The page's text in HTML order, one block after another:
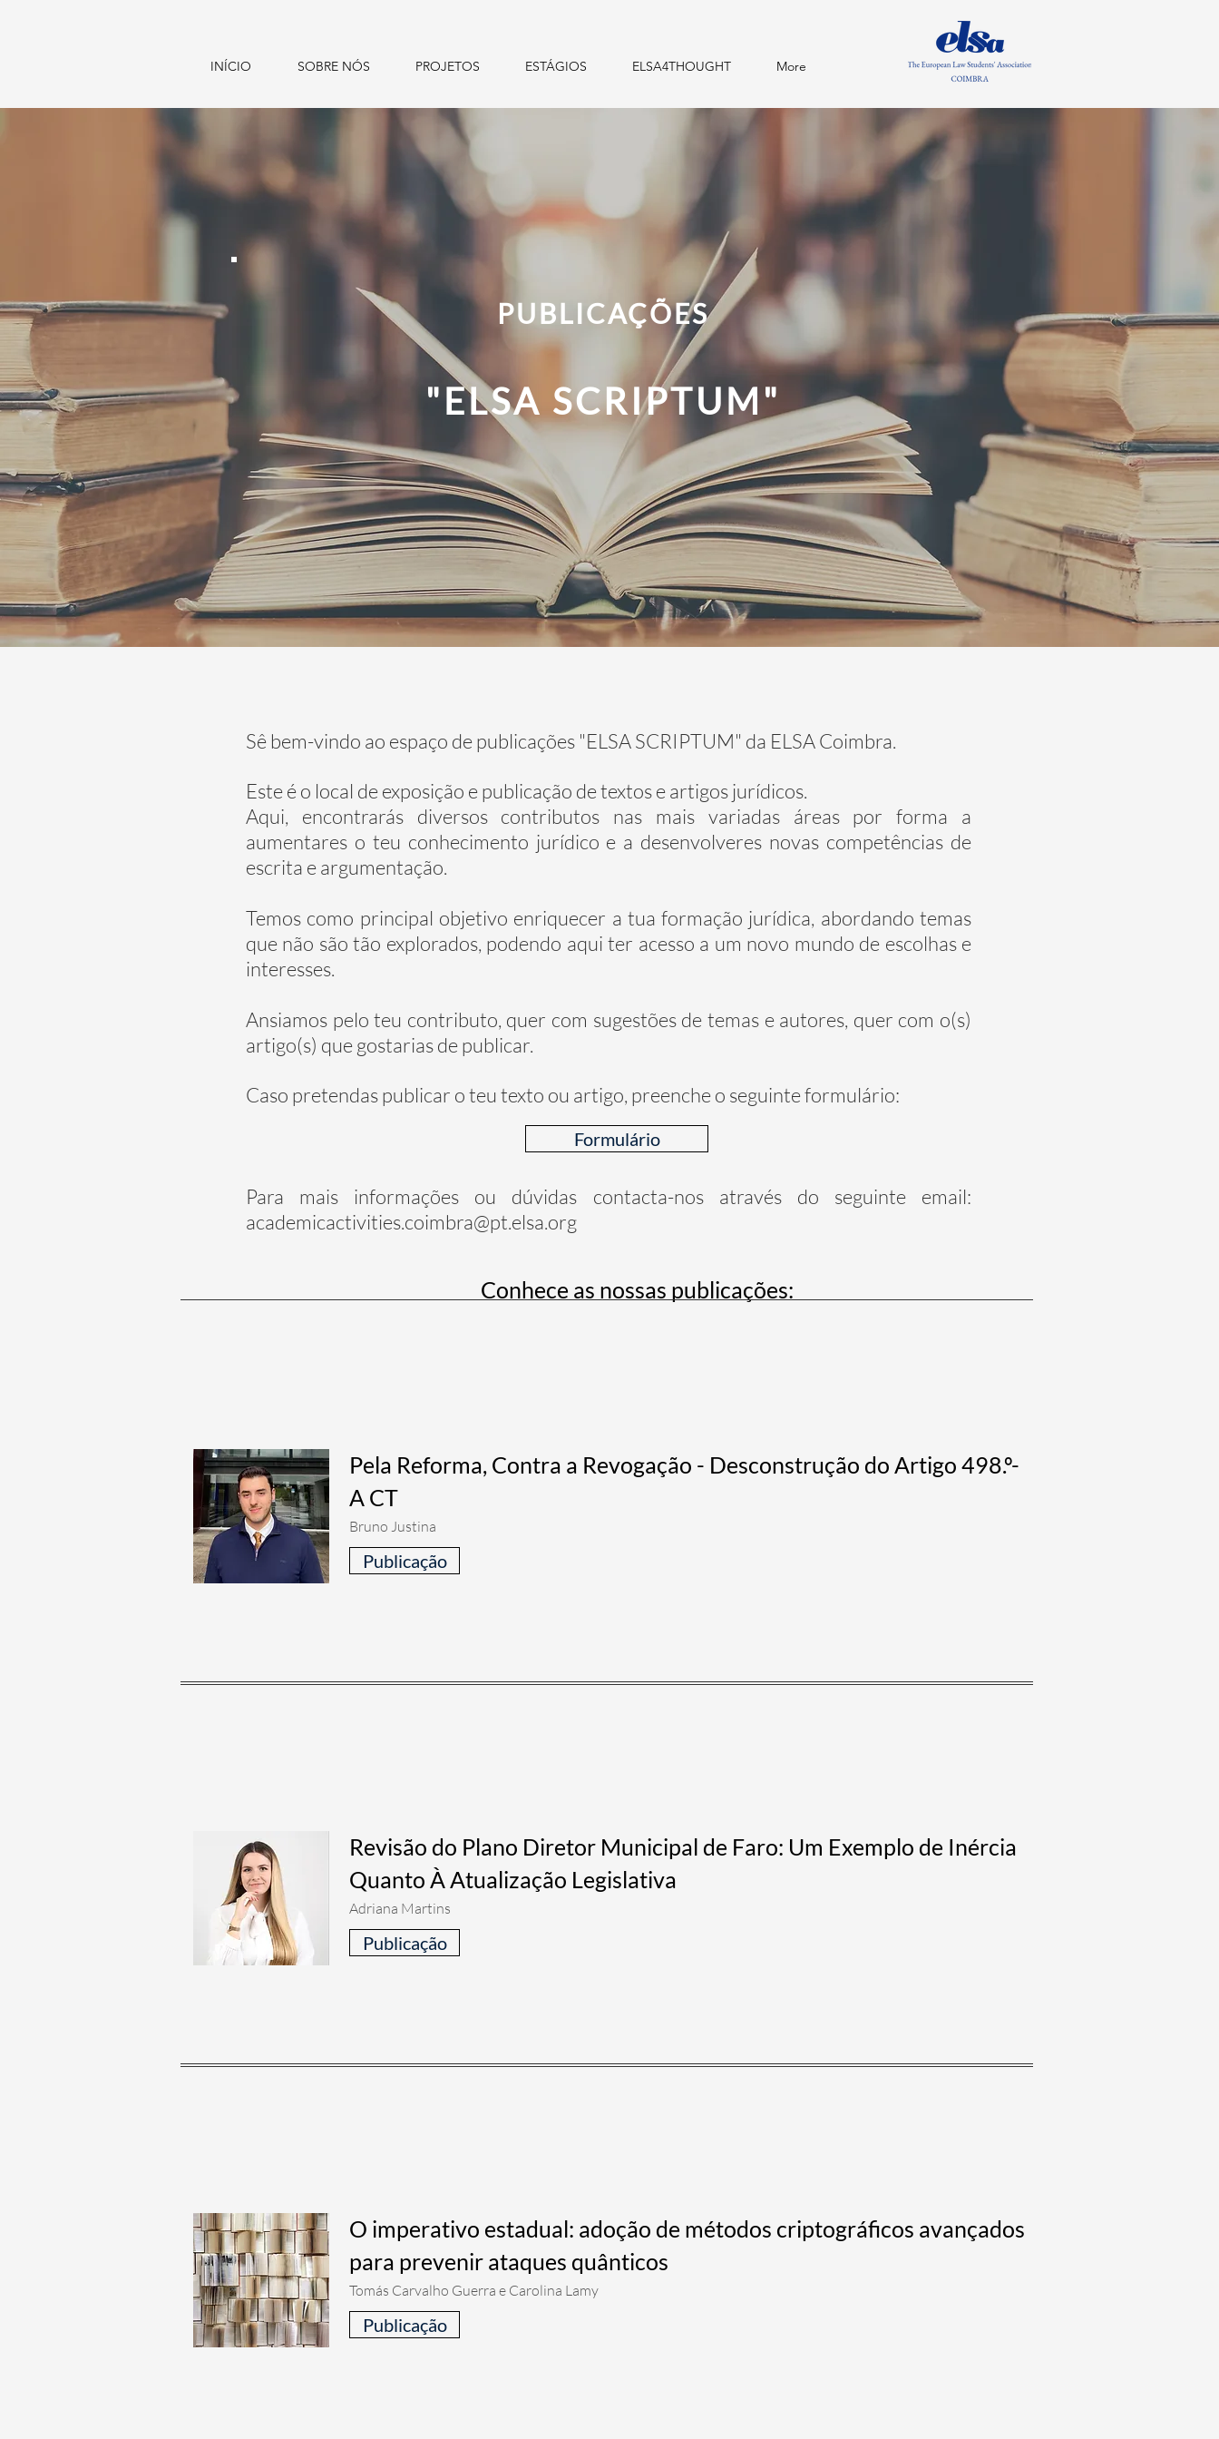
INÍCIO SOBRE NÓS PROJETOS ESTÁGIOS ELSA4THOUGHT More
PUBLICAÇÕES
"ELSA SCRIPTUM"
Sê bem-vindo ao espaço de publicações "ELSA SCRIPTUM" da ELSA Coimbra.
Este é o local de exposição e publicação de textos e artigos jurídicos.
Aqui, encontrarás diversos contributos nas mais variadas áreas por forma a
aumentares o teu conhecimento jurídico e a desenvolveres novas competências de
escrita e argumentação.
Temos como principal objetivo enriquecer a tua formação jurídica, abordando temas
que não são tão explorados, podendo aqui ter acesso a um novo mundo de escolhas e
interesses.
Ansiamos pelo teu contributo, quer com sugestões de temas e autores, quer com o(s)
artigo(s) que gostarias de publicar.
Caso pretendas publicar o teu texto ou artigo, preenche o seguinte formulário:
Para mais informações ou dúvidas contacta-nos através do seguinte email:
academicactivities.coimbra@pt.elsa.org
Formulário
Conhece as nossas publicações:
Pela Reforma, Contra a Revogação - Desconstrução do Artigo 498.º-
A CT
Bruno Justina
Publicação
Revisão do Plano Diretor Municipal de Faro: Um Exemplo de Inércia
Quanto À Atualização Legislativa
Adriana Martins
Publicação
O imperativo estadual: adoção de métodos criptográficos avançados
para prevenir ataques quânticos
Tomás Carvalho Guerra e Carolina Lamy
Publicação